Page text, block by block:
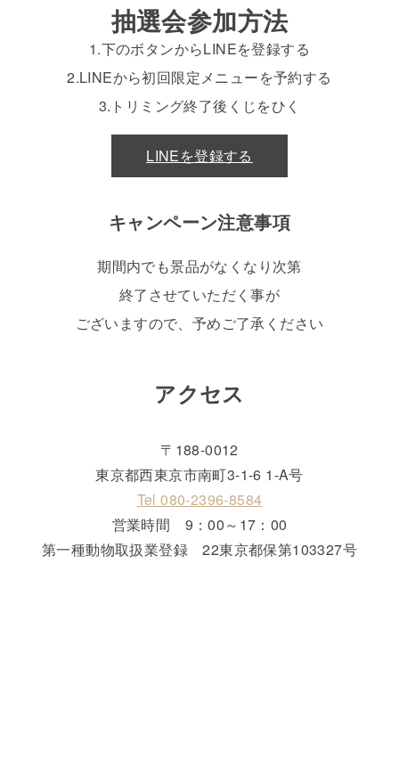
抽選会参加方法
1.下のボタンからLINEを登録する
2.LINEから初回限定メニューを予約する
3.トリミング終了後くじをひく
LINEを登録する
キャンペーン注意事項
期間内でも景品がなくなり次第
終了させていただく事が
ございますので、予めご了承ください
アクセス
〒188-0012
東京都西東京市南町3-1-6 1-A号
Tel 080-2396‐8584
営業時間 9：00～17：00
第一種動物取扱業登録 22東京都保第103327号